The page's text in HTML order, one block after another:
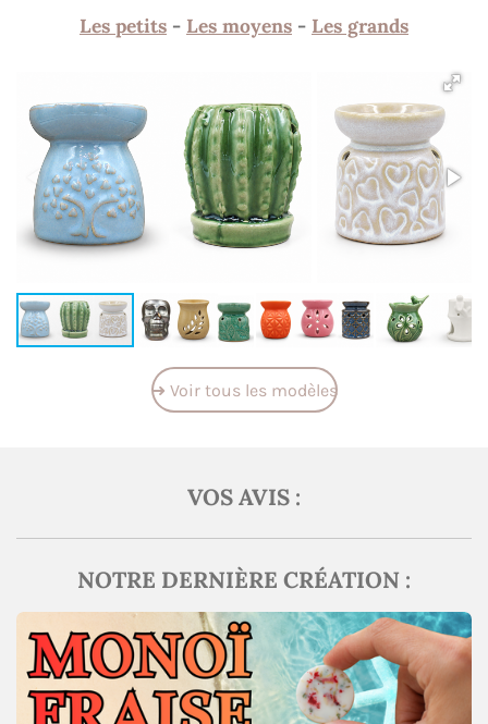
Les petits - Les moyens - Les grands
➜ Voir tous les modèles
VOS AVIS :
NOTRE DERNIÈRE CRÉATION :